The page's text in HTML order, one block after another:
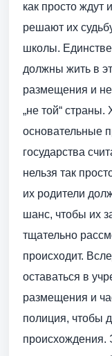
как просто ждут
решают их
школы.
должны жить в
размещения и
„не той“
основательные
государства
нельзя так
их родители
шанс, чтобы их
тщательно
происходит.
оставаться в
размещения и
полиция, чтобы
происхождения.